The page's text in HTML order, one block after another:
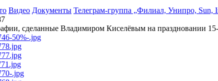
Видео Документы Телеграм-группа „Филиал, Унипро, Sun,
сделанные Владимиром Киселёвым на праздновании